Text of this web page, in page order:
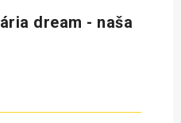
dream - naša